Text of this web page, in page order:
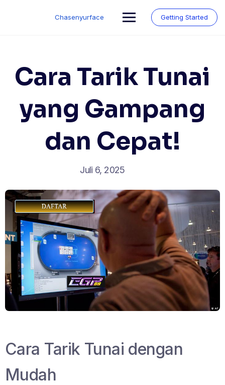
Chasenyurface Getting Started
Cara Tarik Tunai
yang Gampang
dan Cepat!
Juli 6, 2025
Cara Tarik Tunai dengan
Mudah